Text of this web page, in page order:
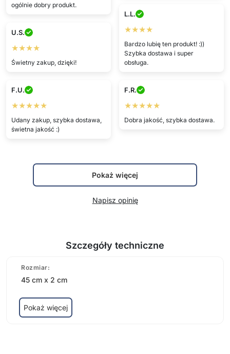
ogólnie dobry produkt.
L.L.
★★★★
Bardzo lubię ten produkt! :))
Szybka dostawa i super
obsługa.
U.S.
★★★★
Świetny zakup, dzięki!
F.U.
★★★★★
Udany zakup, szybka dostawa,
świetna jakość :)
F.R.
★★★★★
Dobra jakość, szybka dostawa.
Pokaż więcej
Napisz opinię
Szczegóły techniczne
Rozmiar:
45 cm x 2 cm
Pokaż więcej